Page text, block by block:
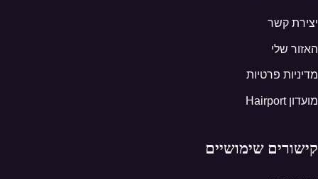
יצירת קשר
האזור שלי
מדיניות פרטיות
מועדון Hairport
קישורים שימושיים